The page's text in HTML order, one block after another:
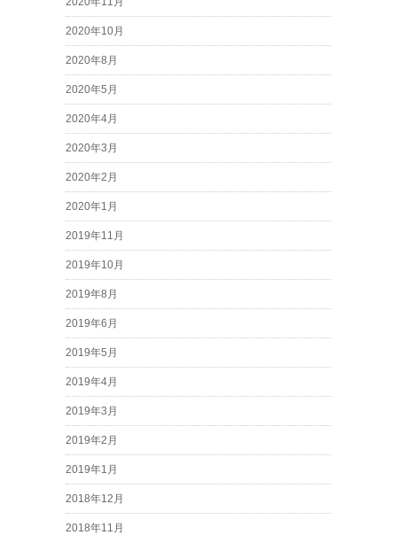
2020年10月
2020年8月
2020年5月
2020年4月
2020年3月
2020年2月
2020年1月
2019年11月
2019年10月
2019年8月
2019年6月
2019年5月
2019年4月
2019年3月
2019年2月
2019年1月
2018年12月
2018年11月